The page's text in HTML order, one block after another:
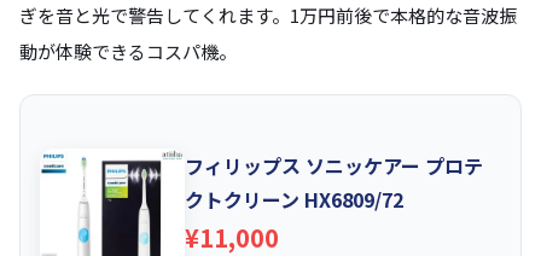
ぎを音と光で警告してくれます。1万円前後で本格的な音波振
動が体験できるコスパ機。
フィリップス ソニッケアー プロテ
クトクリーン HX6809/72
¥11,000